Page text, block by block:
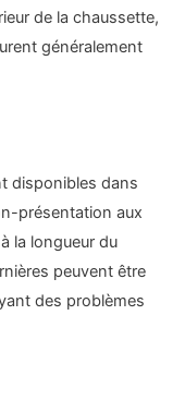
de la chaussette,
généralement
disponibles dans
présentation aux
la longueur du
peuvent être
des problèmes